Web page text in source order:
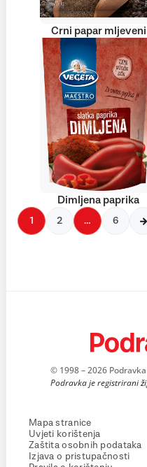
Crni papar mljeveni
Dimljena paprika
1 2 … 6
© 1998 – 2026
Podravka je registrirani
Mapa stranice
Uvjeti korištenja
Zaštita osobnih podataka
Izjava o pristupačnosti